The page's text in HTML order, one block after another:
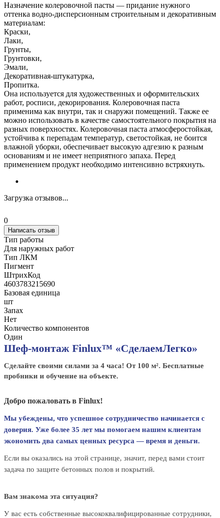
Назначение колеровочной пасты — придание нужного
оттенка водно-дисперсионным строительным и декоративным
материалам:
Краски,
Лаки,
Грунты,
Грунтовки,
Эмали,
Декоративная-штукатурка,
Пропитка.
Она используется для художественных и оформительских
работ, росписи, декорирования. Колеровочная паста
применима как внутри, так и снаружи помещений. Также ее
можно использовать в качестве самостоятельного покрытия на
разных поверхностях. Колеровочная паста атмосферостойкая,
устойчива к перепадам температур, светостойкая, не боится
влажной уборки, обеспечивает высокую адгезию к разным
основаниям и не имеет неприятного запаха. Перед
применением продукт необходимо интенсивно встряхнуть.
Загрузка отзывов...
0
Написать отзыв
Тип работы
Для наружных работ
Тип ЛКМ
Пигмент
ШтрихКод
4603783215690
Базовая единица
шт
Запах
Нет
Количество компонентов
Один
Шеф-монтаж Finlux™ «СделаемЛегко»
Сделайте своими силами за 4 часа! От 100 м². Бесплатные
пробники и обучение на объекте.
Добро пожаловать в Finlux!
Мы убеждены, что успешное сотрудничество начинается с
доверия. Уже более 35 лет мы помогаем нашим клиентам
экономить два самых ценных ресурса — время и деньги.
Если вы оказались на этой странице, значит, перед вами стоит
задача по защите бетонных полов и покрытий.
Вам знакома эта ситуация?
У вас есть собственные высококвалифицированные сотрудники,